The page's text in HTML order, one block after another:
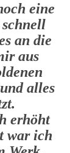
eine
an die
aus
alles
erhöht
war ich